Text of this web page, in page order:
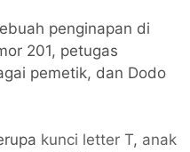
penginapan di
201, petugas
pemetik, dan Dodo
kunci letter T, anak